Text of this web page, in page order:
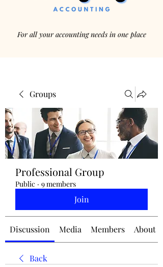
For all your accounting needs in one place
jennifermcchesney@yahoo.com
(604) 445-2082
Groups
Professional Group
Public · 9 members
Join
Discussion Media Members About
Back